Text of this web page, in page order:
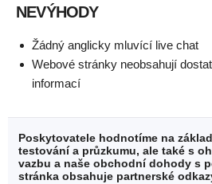
NEVÝHODY
Žádný anglicky mluvící live chat
Webové stránky neobsahují
informací
Poskytovatele hodnotíme na
testování a průzkumu, ale také s
vazbu a naše obchodní dohody s
stránka obsahuje partnerské